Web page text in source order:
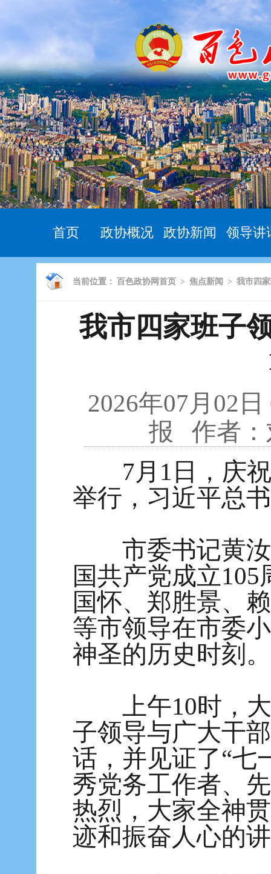
首页 政协概况 政协新闻 领导讲
当前位置： 百色政协网首页 > 焦点新闻 > 我市四
我市四家班子
2026年07月02
报 作者：
7月1日，庆祝
举行，习近平总
市委书记黄汝
国共产党成立
国怀、郑胜景、
等市领导在市委
神圣的历史时刻。
上午10时，大
子领导与广大干
话，并见证了“七
秀党务工作者、
热烈，大家全神
迹和振奋人心的